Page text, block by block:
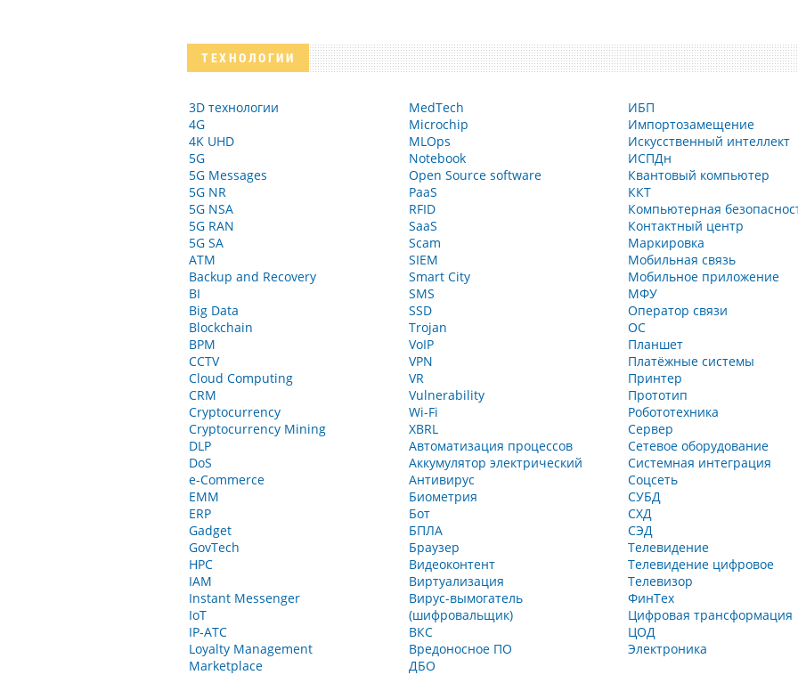
ТЕХНОЛОГИИ
3D технологии
4G
4K UHD
5G
5G Messages
5G NR
5G NSA
5G RAN
5G SA
ATM
Backup and Recovery
BI
Big Data
Blockchain
BPM
CCTV
Cloud Computing
CRM
Cryptocurrency
Cryptocurrency Mining
DLP
DoS
e-Commerce
EMM
ERP
Gadget
GovTech
HPC
IAM
Instant Messenger
IoT
IP-АТС
Loyalty Management
Marketplace
MedTech
Microchip
MLOps
Notebook
Open Source software
PaaS
RFID
SaaS
Scam
SIEM
Smart City
SMS
SSD
Trojan
VoIP
VPN
VR
Vulnerability
Wi-Fi
XBRL
Автоматизация процессов
Аккумулятор электрический
Антивирус
Биометрия
Бот
БПЛА
Браузер
Видеоконтент
Виртуализация
Вирус-вымогатель
(шифровальщик)
ВКС
Вредоносное ПО
ДБО
ИБП
Импортозамещение
Искусственный интеллект
ИСПДн
Квантовый компьютер
ККТ
Компьютерная
Контактный центр
Маркировка
Мобильная связь
Мобильное приложение
МФУ
Оператор связи
ОС
Планшет
Платёжные системы
Принтер
Прототип
Робототехника
Сервер
Сетевое оборудование
Системная интеграция
Соцсеть
СУБД
СХД
СЭД
Телевидение
Телевидение цифровое
Телевизор
ФинТех
Цифровая трансформация
ЦОД
Электроника